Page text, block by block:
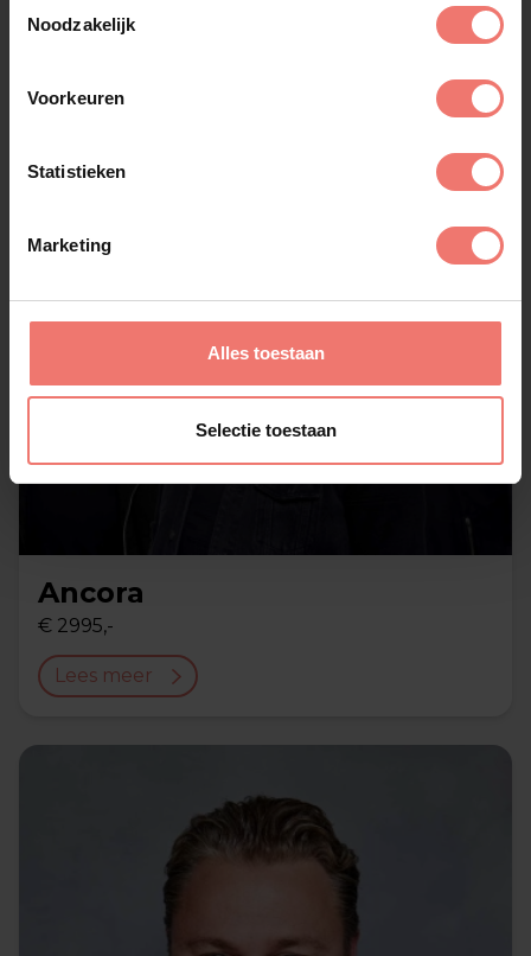
Noodzakelijk
Voorkeuren
Statistieken
Marketing
Alles toestaan
Selectie toestaan
Ancora
€ 2995,-
Lees meer